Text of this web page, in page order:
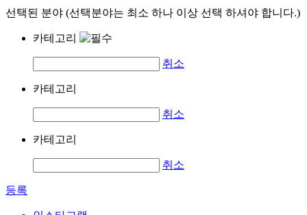
선택된 분야 (선택분야는 최소 하나 이상 선택 하셔야 합니다.)
카테고리
취소
카테고리
취소
카테고리
취소
등록